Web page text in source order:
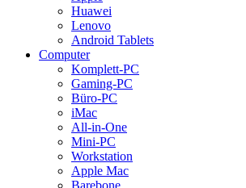
Huawei
Lenovo
Android Tablets
Computer
Komplett-PC
Gaming-PC
Büro-PC
iMac
All-in-One
Mini-PC
Workstation
Apple Mac
Barebone